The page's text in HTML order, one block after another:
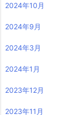
2024年10月
2024年9月
2024年3月
2024年1月
2023年12月
2023年11月